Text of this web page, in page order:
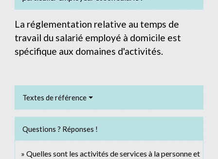
La réglementation relative au temps de
travail du salarié employé à domicile est
spécifique aux domaines d'activités.
Textes de référence
Questions ? Réponses !
Quelles sont les activités de services à la personne et